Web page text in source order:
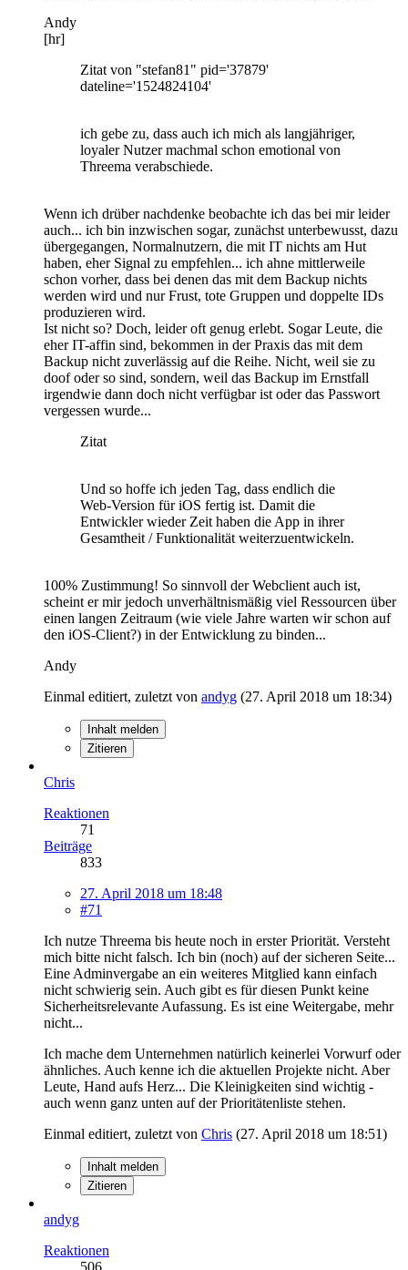
Andy
[hr]
Zitat von "stefan81" pid='37879'
dateline='1524824104'
ich gebe zu, dass auch ich mich als langjähriger,
loyaler Nutzer machmal schon emotional von
Threema verabschiede.
Wenn ich drüber nachdenke beobachte ich das bei mir leider
auch... ich bin inzwischen sogar, zunächst unterbewusst, dazu
übergegangen, Normalnutzern, die mit IT nichts am Hut
haben, eher Signal zu empfehlen... ich ahne mittlerweile
schon vorher, dass bei denen das mit dem Backup nichts
werden wird und nur Frust, tote Gruppen und doppelte IDs
produzieren wird.
Ist nicht so? Doch, leider oft genug erlebt. Sogar Leute, die
eher IT-affin sind, bekommen in der Praxis das mit dem
Backup nicht zuverlässig auf die Reihe. Nicht, weil sie zu
doof oder so sind, sondern, weil das Backup im Ernstfall
irgendwie dann doch nicht verfügbar ist oder das Passwort
vergessen wurde...
Zitat
Und so hoffe ich jeden Tag, dass endlich die
Web-Version für iOS fertig ist. Damit die
Entwickler wieder Zeit haben die App in ihrer
Gesamtheit / Funktionalität weiterzuentwickeln.
100% Zustimmung! So sinnvoll der Webclient auch ist,
scheint er mir jedoch unverhältnismäßig viel Ressourcen über
einen langen Zeitraum (wie viele Jahre warten wir schon auf
den iOS-Client?) in der Entwicklung zu binden...
Andy
Einmal editiert, zuletzt von andyg (27. April 2018 um 18:34)
Inhalt melden
Zitieren
Chris
Reaktionen
71
Beiträge
833
27. April 2018 um 18:48
#71
Ich nutze Threema bis heute noch in erster Priorität. Versteht
mich bitte nicht falsch. Ich bin (noch) auf der sicheren Seite...
Eine Adminvergabe an ein weiteres Mitglied kann einfach
nicht schwierig sein. Auch gibt es für diesen Punkt keine
Sicherheitsrelevante Aufassung. Es ist eine Weitergabe, mehr
nicht...
Ich mache dem Unternehmen natürlich keinerlei Vorwurf oder
ähnliches. Auch kenne ich die aktuellen Projekte nicht. Aber
Leute, Hand aufs Herz... Die Kleinigkeiten sind wichtig -
auch wenn ganz unten auf der Prioritätenliste stehen.
Einmal editiert, zuletzt von Chris (27. April 2018 um 18:51)
Inhalt melden
Zitieren
andyg
Reaktionen
506